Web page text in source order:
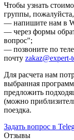
Чтобы узнать
группы,
— напишите нам в
— через формы
вопрос";
— позвоните по
почту zakaz@expert-
Для расчета нам
выбранная
предложить
(можно
поездка.
Задать вопрос в
Отзывы